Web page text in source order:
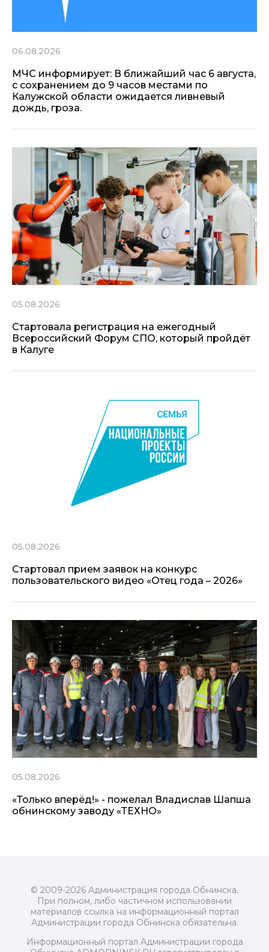
06.08.2026
МЧС информирует: В ближайший час 6 августа,
с сохранением до 9 часов местами по
Калужской области ожидается ливневый
дождь, гроза.
05.08.2026
Стартовала регистрация на ежегодный
Всероссийский Форум СПО, который пройдёт
в Калуге
05.08.2026
Стартовал прием заявок на конкурс
пользовательского видео «Отец года – 2026»
05.08.2026
«Только вперёд!» - пожелал Владислав Шапша
обнинскому заводу «ТЕХНО»
© 2009-2026 Администрация города Обнинска.
При полном, либо частичном использовании
материалов ссылка на информационный портал
Администрации города Обнинска обязательна.
Информационный портал Администрации города